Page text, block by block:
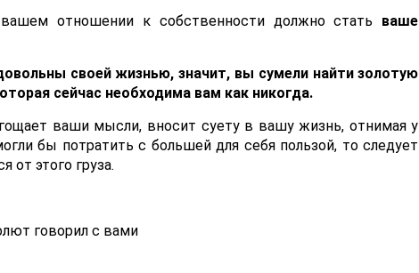
отношении к собственности должно стать ваше
своей жизнью, значит, вы сумели найти золотую
сейчас необходима вам как никогда.
ваши мысли, вносит суету в вашу жизнь, отнимая у
бы потратить с большей для себя пользой, то следует
от этого груза.
говорил с вами